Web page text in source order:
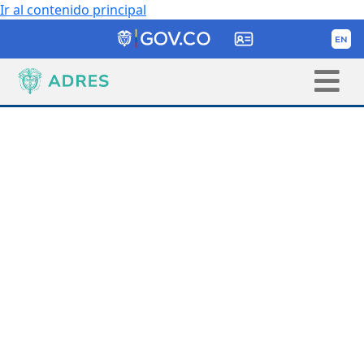
Ir al contenido principal